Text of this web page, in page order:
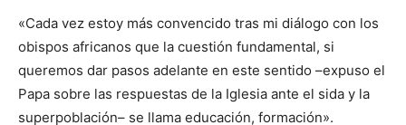
«Cada vez estoy más convencido tras mi diálogo con los
obispos africanos que la cuestión fundamental, si
queremos dar pasos adelante en este sentido –expuso el
Papa sobre las respuestas de la Iglesia ante el sida y la
superpoblación– se llama educación, formación».